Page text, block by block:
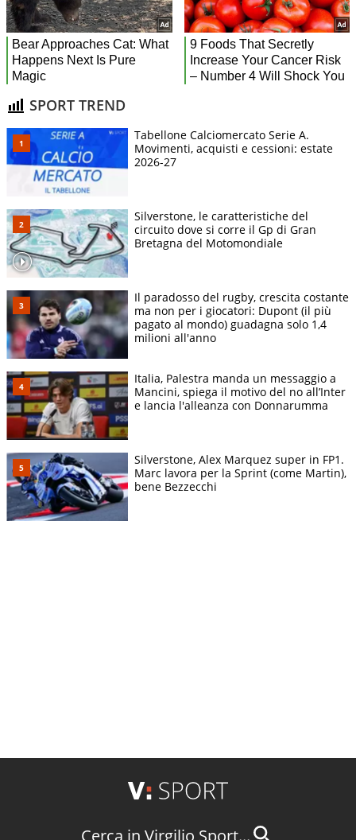
SPORT TREND
Tabellone Calciomercato Serie A.
Movimenti, acquisti e cessioni: estate
2026-27
Silverstone, le caratteristiche del
circuito dove si corre il Gp di Gran
Bretagna del Motomondiale
Il paradosso del rugby, crescita costante
ma non per i giocatori: Dupont (il più
pagato al mondo) guadagna solo 1,4
milioni all'anno
Italia, Palestra manda un messaggio a
Mancini, spiega il motivo del no all’Inter
e lancia l'alleanza con Donnarumma
Silverstone, Alex Marquez super in FP1.
Marc lavora per la Sprint (come Martin),
bene Bezzecchi
Cerca in Virgilio Sport...